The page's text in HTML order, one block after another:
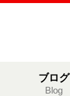
ブログ
Blog